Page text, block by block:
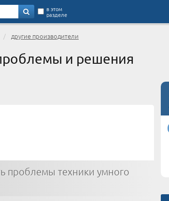
в этом
разделе
/ другие производители
и решения
проблемы техники умного